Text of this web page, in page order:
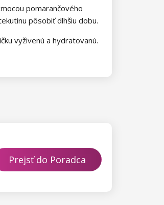
pomarančového
pôsobiť dlhšiu dobu.
vyživenú a hydratovanú.
Prejsť do Poradca